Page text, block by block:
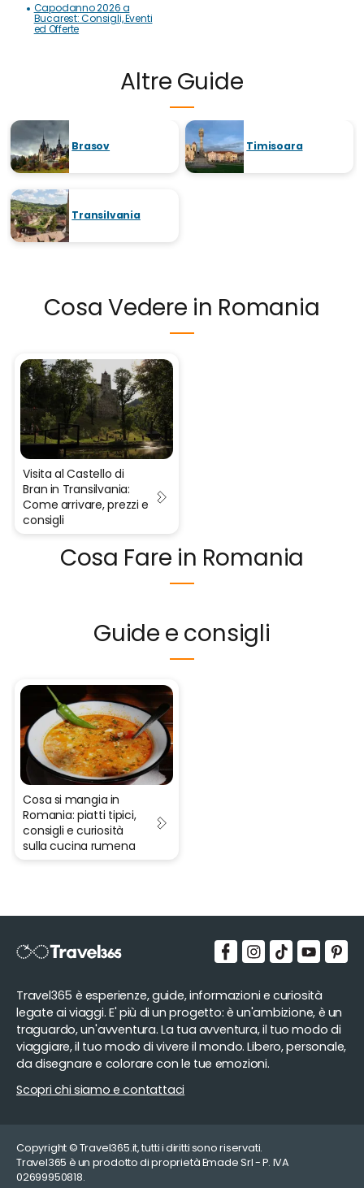
Capodanno 2026 a
Bucarest: Consigli, Eventi
ed Offerte
Altre Guide
Brasov Timisoara
Transilvania
Cosa Vedere in Romania
Visita al Castello di
Bran in Transilvania:
Come arrivare, prezzi e
consigli
Cosa Fare in Romania
Guide e consigli
Cosa si mangia in
Romania: piatti tipici,
consigli e curiosità
sulla cucina rumena
Travel365 è esperienze, guide, informazioni e curiosità
legate ai viaggi. E' più di un progetto: è un'ambizione, è un
traguardo, un'avventura. La tua avventura, il tuo modo di
viaggiare, il tuo modo di vivere il mondo. Libero, personale,
da disegnare e colorare con le tue emozioni.
Scopri chi siamo e contattaci
Copyright © Travel365.it, tutti i diritti sono riservati.
Travel365 è un prodotto di proprietà Emade Srl - P. IVA
02699950818.